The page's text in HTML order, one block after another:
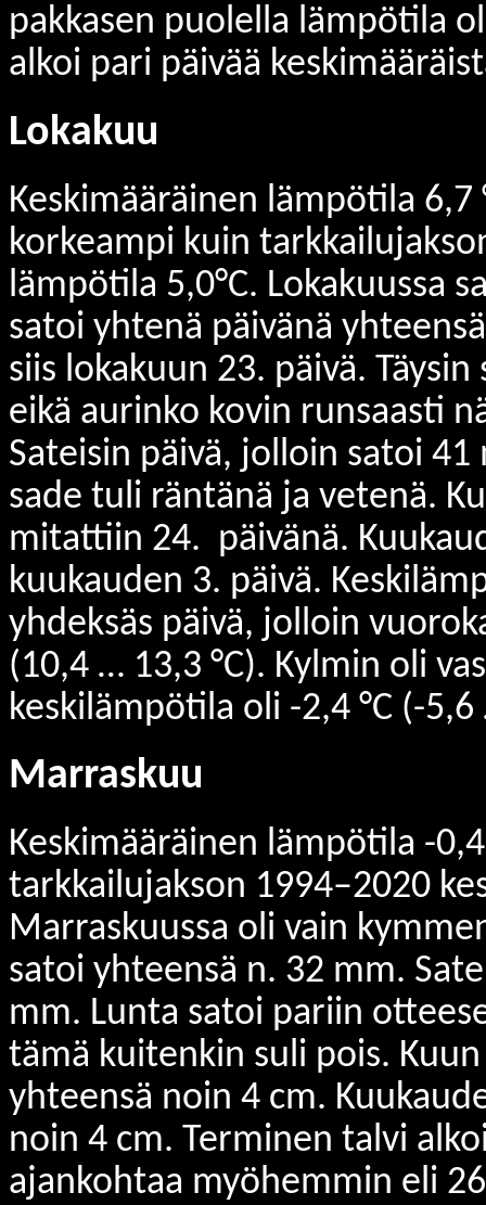
pakkasen puolella lämpötila
alkoi pari päivää
Lokakuu
Keskimääräinen lämpötila
korkeampi kuin
lämpötila 5,0°C. Lokakuussa
satoi yhtenä päivänä
siis lokakuun 23. päivä.
eikä aurinko kovin runsaasti
Sateisin päivä, jolloin satoi 41
sade tuli räntänä ja vetenä.
mitattiin 24. päivänä.
kuukauden 3. päivä.
yhdeksäs päivä, jolloin
(10,4 … 13,3 °C). Kylmin oli
keskilämpötila oli -2,4 °C (-5,6
Marraskuu
Keskimääräinen lämpötila -
tarkkailujakson 1994–2020
Marraskuussa oli vain
satoi yhteensä n. 32 mm.
mm. Lunta satoi pariin
tämä kuitenkin suli pois.
yhteensä noin 4 cm.
noin 4 cm. Terminen talvi
ajankohtaa myöhemmin eli